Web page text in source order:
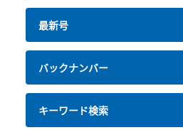
最新号
バックナンバー
キーワード検索